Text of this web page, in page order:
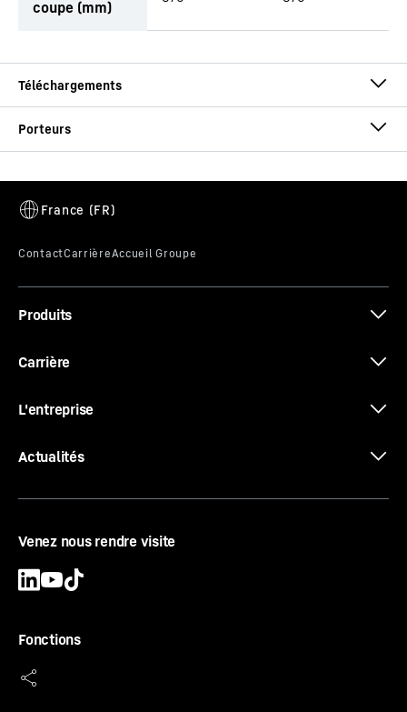
coupe (mm)
Brochure Pinces à bois
Brochure Systèmes d‘attache rapide
Génération-
Poids en ordre de marche
Phase d'émission-V
Consommation moyenne (par heure de
consommation
Voir les pays
Portée -
Puissance max. du systeme entiere
Phase d'émission
Disponibilité
Produits
Carrière
L'entreprise
Actualités
Venez nous rendre visite
Fonctions